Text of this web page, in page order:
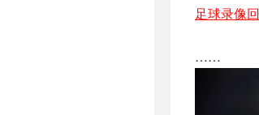
足球录像
……